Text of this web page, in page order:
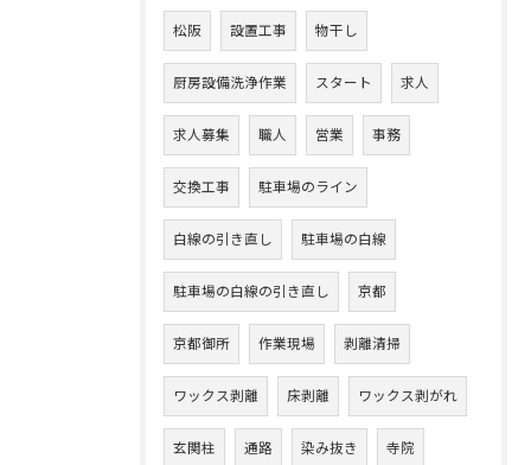
松阪 設置工事 物干し
厨房設備洗浄作業 スタート 求人
求人募集 職人 営業 事務
交換工事 駐車場のライン
白線の引き直し 駐車場の白線
駐車場の白線の引き直し 京都
京都御所 作業現場 剥離清掃
ワックス剥離 床剥離 ワックス剥がれ
玄関柱 通路 染み抜き 寺院